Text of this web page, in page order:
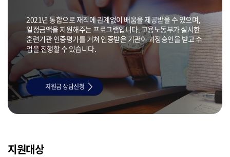
2021년 통합으로 재직에 관계없이 배움을 제공받을 수 있으며,
일정금액을 지원해주는 프로그램입니다. 고용노동부가 실시한
훈련기관 인증평가를 거쳐 인증받은 기관이 과정승인을 받고 수
업을 진행할 수 있습니다.
지원금 상담신청
지원대상